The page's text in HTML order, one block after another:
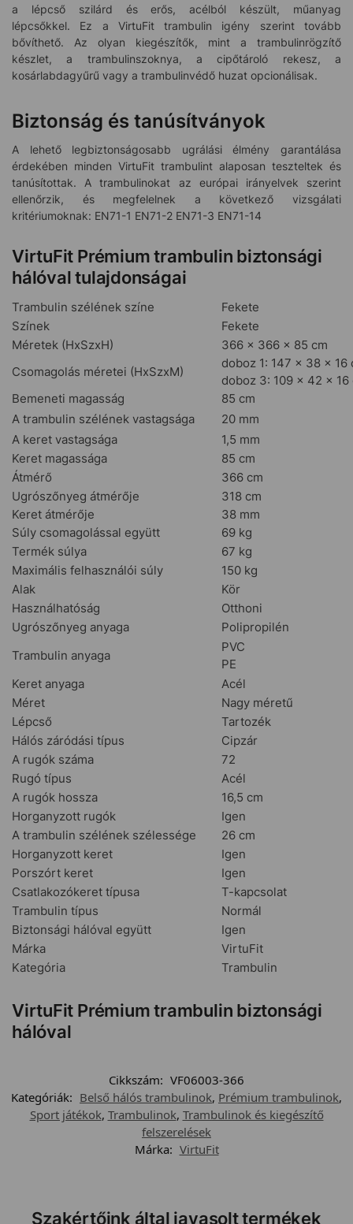
a lépcső szilárd és erős, acélból készült, műanyag
lépcsőkkel. Ez a VirtuFit trambulin igény szerint tovább
bővíthető. Az olyan kiegészítők, mint a trambulinrögzítő
készlet, a trambulinszoknya, a cipőtároló rekesz, a
kosárlabdagyűrű vagy a trambulinvédő huzat opcionálisak.
Biztonság és tanúsítványok
A lehető legbiztonságosabb ugrálási élmény garantálása
érdekében minden VirtuFit trambulint alaposan teszteltek és
tanúsítottak. A trambulinokat az európai irányelvek szerint
ellenőrzik, és megfelelnek a következő vizsgálati
kritériumoknak: EN71-1 EN71-2 EN71-3 EN71-14
VirtuFit Prémium trambulin biztonsági
hálóval tulajdonságai
Trambulin szélének színe
Fekete
Színek
Fekete
Méretek (HxSzxH)
366 x 366 x 85 cm
Csomagolás méretei (HxSzxM)
doboz 1: 147 x 38 x
doboz 3: 109 x 42 x 16
Bemeneti magasság
85 cm
A trambulin szélének vastagsága
20 mm
A keret vastagsága
1,5 mm
Keret magassága
85 cm
Átmérő
366 cm
Ugrószőnyeg átmérője
318 cm
Keret átmérője
38 mm
Súly csomagolással együtt
69 kg
Termék súlya
67 kg
Maximális felhasználói súly
150 kg
Alak
Kör
Használhatóság
Otthoni
Ugrószőnyeg anyaga
Polipropilén
Trambulin anyaga
PVC
PE
Keret anyaga
Acél
Méret
Nagy méretű
Lépcső
Tartozék
Hálós záródási típus
Cipzár
A rugók száma
72
Rugó típus
Acél
A rugók hossza
16,5 cm
Horganyzott rugók
Igen
A trambulin szélének szélessége
26 cm
Horganyzott keret
Igen
Porszórt keret
Igen
Csatlakozókeret típusa
T-kapcsolat
Trambulin típus
Normál
Biztonsági hálóval együtt
Igen
Márka
VirtuFit
Kategória
Trambulin
VirtuFit Prémium trambulin biztonsági
hálóval
Cikkszám: VF06003-366
Kategóriák: Belső hálós trambulinok, Prémium trambulinok,
Sport játékok, Trambulinok, Trambulinok és kiegészítő
felszerelések
Márka: VirtuFit
Szakértőink által javasolt termékek